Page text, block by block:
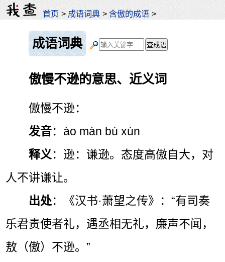
首页 > 成语词典 >含傲的成语 >
成语词典
傲慢不逊的意思、近义词
傲慢不逊：
发音：ào màn bù xùn
释义 ：逊：谦逊。态度高傲自大，对
人不讲谦让。
出处：《汉书·萧望之传》：“有司奏
乐君责使者礼，遇丞相无礼，廉声不闻，
敖（傲）不逊。”